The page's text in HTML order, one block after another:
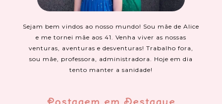
Sejam bem vindos ao nosso mundo! Sou mãe de Alice
e me tornei mãe aos 41. Venha viver as nossas
venturas, aventuras e desventuras! Trabalho fora,
sou mãe, professora, administradora. Hoje em dia
tento manter a sanidade!